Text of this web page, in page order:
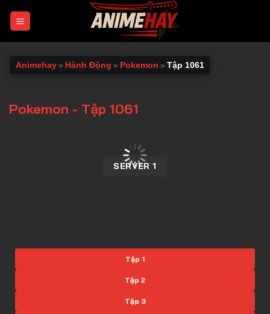
Animehay » Hành Động » Pokemon » Tập 1061
Pokemon - Tập 1061
SERVER 1
Tập 1
Tập 2
Tập 3